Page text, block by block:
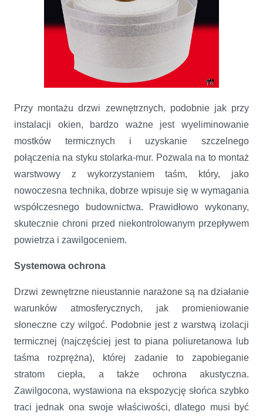
Przy montażu drzwi zewnętrznych, podobnie jak przy
instalacji okien, bardzo ważne jest wyeliminowanie
mostków termicznych i uzyskanie szczelnego
połączenia na styku stolarka-mur. Pozwala na to montaż
warstwowy z wykorzystaniem taśm, który, jako
nowoczesna technika, dobrze wpisuje się w wymagania
współczesnego budownictwa. Prawidłowo wykonany,
skutecznie chroni przed niekontrolowanym przepływem
powietrza i zawilgoceniem.
Systemowa ochrona
Drzwi zewnętrzne nieustannie narażone są na działanie
warunków atmosferycznych, jak promieniowanie
słoneczne czy wilgoć. Podobnie jest z warstwą izolacji
termicznej (najczęściej jest to piana poliuretanowa lub
taśma rozprężna), której zadanie to zapobieganie
stratom ciepła, a także ochrona akustyczna.
Zawilgocona, wystawiona na ekspozycję słońca szybko
traci jednak ona swoje właściwości, dlatego musi być